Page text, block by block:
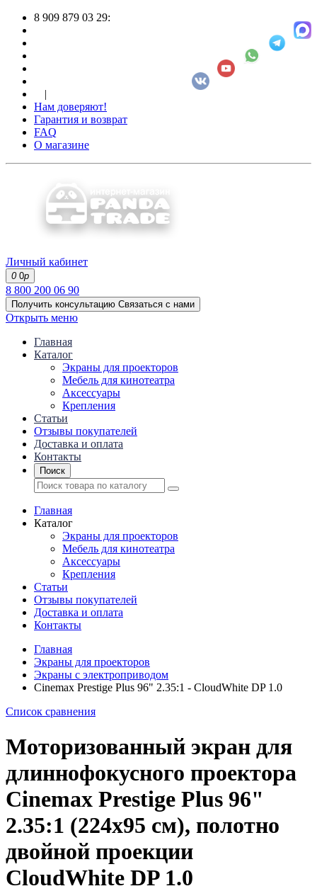
8 909 879 03 29:
|
Нам доверяют!
Гарантия и возврат
FAQ
О магазине
Личный кабинет
0 0р
8 800 200 06 90
Получить консультацию Связаться с нами
Открыть меню
Главная
Каталог
Экраны для проекторов
Mебель для кинотеатра
Аксессуары
Крепления
Статьи
Отзывы покупателей
Доставка и оплата
Контакты
Поиск
Главная
Каталог
Экраны для проекторов
Mебель для кинотеатра
Аксессуары
Крепления
Статьи
Отзывы покупателей
Доставка и оплата
Контакты
Главная
Экраны для проекторов
Экраны с электроприводом
Cinemax Prestige Plus 96" 2.35:1 - CloudWhite DP 1.0
Список сравнения
Моторизованный экран для
длиннофокусного проектора
Cinemax Prestige Plus 96"
2.35:1 (224x95 см), полотно
двойной проекции
CloudWhite DP 1.0